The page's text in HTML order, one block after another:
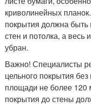
криволинейных
покрытия должна
стен и потолка, а
убран.
Важно! Специалисты
цельного покрытия
площади не более 120
покрытия до стены